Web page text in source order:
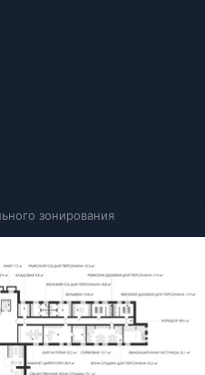
зонирования